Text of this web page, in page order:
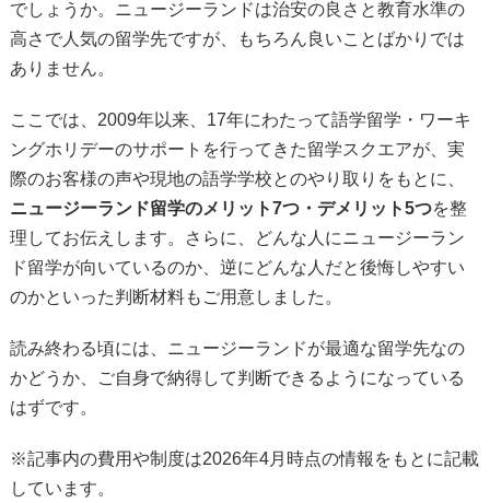
でしょうか。ニュージーランドは治安の良さと教育水準の
高さで人気の留学先ですが、もちろん良いことばかりでは
ありません。
ここでは、2009年以来、17年にわたって語学留学・ワーキ
ングホリデーのサポートを行ってきた留学スクエアが、実
際のお客様の声や現地の語学学校とのやり取りをもとに、
ニュージーランド留学のメリット7つ・デメリット5つを整
理してお伝えします。さらに、どんな人にニュージーラン
ド留学が向いているのか、逆にどんな人だと後悔しやすい
のかといった判断材料もご用意しました。
読み終わる頃には、ニュージーランドが最適な留学先なの
かどうか、ご自身で納得して判断できるようになっている
はずです。
※記事内の費用や制度は2026年4月時点の情報をもとに記載
しています。